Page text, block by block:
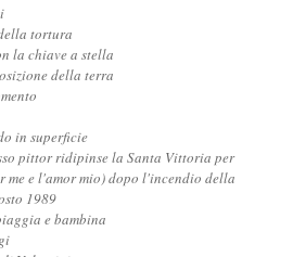
tortura
la chiave a stella
della terra
in superficie
pittor ridipinse la Santa Vittoria per
me e l'amor mio) dopo l'incendio della
1989
e bambina